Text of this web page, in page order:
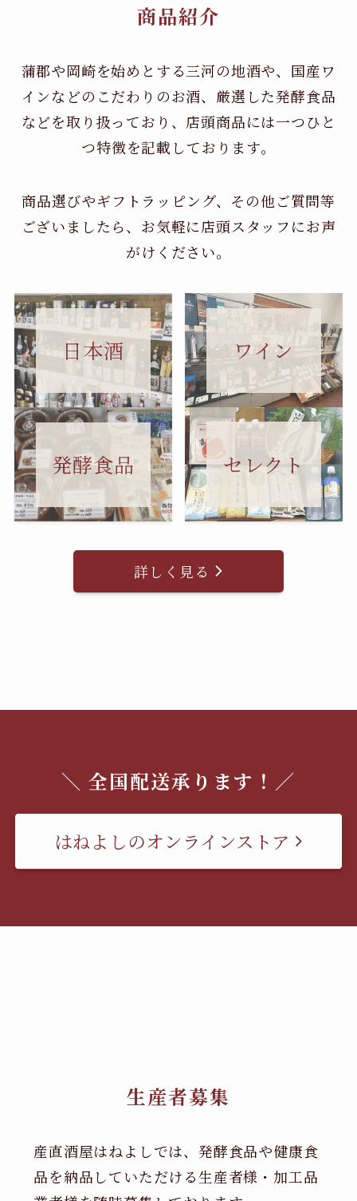
商品紹介
蒲郡や岡崎を始めとする三河の地酒や、国産ワ
インなどのこだわりのお酒、 厳選した発酵食品
などを取り扱っており、店頭商品には一つひと
つ特徴を記載しております。
商品選びやギフトラッピング、その他ご質問等
ございましたら、お気軽に店頭スタッフにお声
がけください。
日本酒 ワイン
発酵食品 セレクト
詳しく見る
＼ 全国配送承ります！／
はねよしのオンラインストア
生産者募集
産直酒屋はねよしでは、発酵食品や健康食
品を納品していただける生産者様・加工品